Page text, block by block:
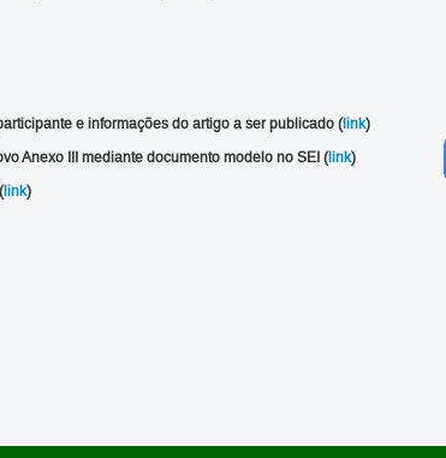
e informações do artigo a ser publicado (link)
Anexo III mediante documento modelo no SEI (link)
link)